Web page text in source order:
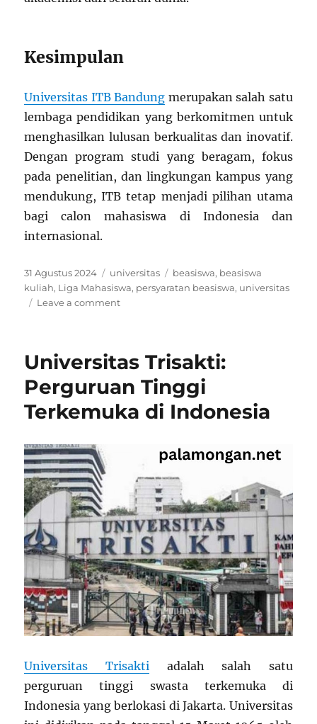
Kesimpulan
Universitas ITB Bandung merupakan salah satu
lembaga pendidikan yang berkomitmen untuk
menghasilkan lulusan berkualitas dan inovatif.
Dengan program studi yang beragam, fokus
pada penelitian, dan lingkungan kampus yang
mendukung, ITB tetap menjadi pilihan utama
bagi calon mahasiswa di Indonesia dan
internasional.
Posted
on
31 Agustus 2024 Categories
universitas Tags
beasiswa, beasiswa
kuliah, Liga Mahasiswa, persyaratan beasiswa, universitas
Leave a commenton
Pusat
Pendidikan
dan
Inovasi
Universitas Trisakti:
Perguruan Tinggi
Terkemuka di Indonesia
Universitas Trisakti adalah salah satu
perguruan tinggi swasta terkemuka di
Indonesia yang berlokasi di Jakarta. Universitas